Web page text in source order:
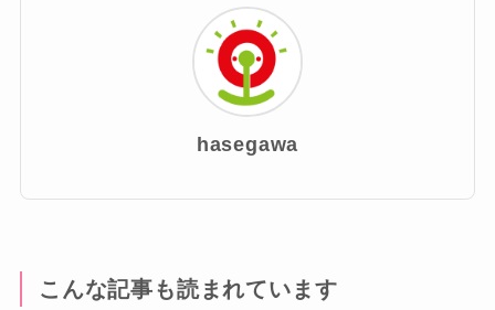
hasegawa
こんな記事も読まれています